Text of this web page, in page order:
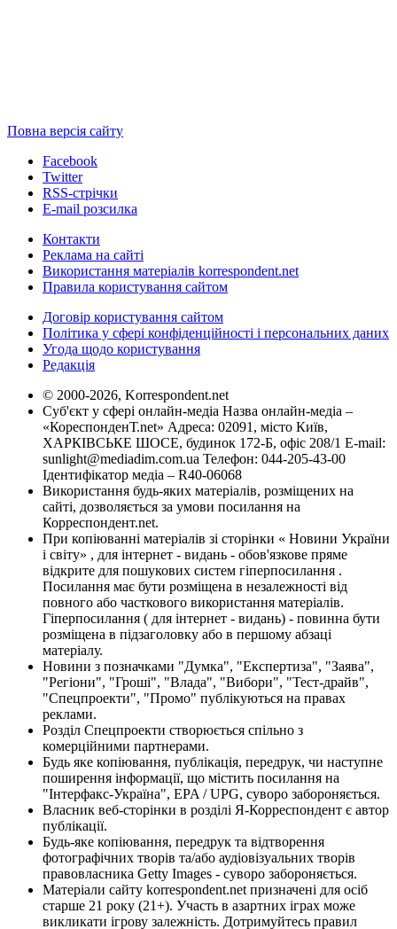
Повна версія сайту
Facebook
Twitter
RSS-стрічки
E-mail розсилка
Контакти
Реклама на сайті
Використання матеріалів korrespondent.net
Правила користування сайтом
Договір користування сайтом
Політика у сфері конфіденційності і персональних даних
Угода щодо користування
Редакція
© 2000-2026, Korrespondent.net
Суб'єкт у сфері онлайн-медіа Назва онлайн-медіа –
«КореспонденТ.net» Адреса: 02091, місто Київ,
ХАРКІВСЬКЕ ШОСЕ, будинок 172-Б, офіс 208/1 E-mail:
sunlight@mediadim.com.ua Телефон: 044-205-43-00
Ідентифікатор медіа – R40-06068
Використання будь-яких матеріалів, розміщених на
сайті, дозволяється за умови посилання на
Корреспондент.net.
При копіюванні матеріалів зі сторінки « Новини України
і світу» , для інтернет - видань - обов'язкове пряме
відкрите для пошукових систем гіперпосилання .
Посилання має бути розміщена в незалежності від
повного або часткового використання матеріалів.
Гіперпосилання ( для інтернет - видань) - повинна бути
розміщена в підзаголовку або в першому абзаці
матеріалу.
Новини з позначками "Думка", "Експертиза", "Заява",
"Регіони", "Гроші", "Влада", "Вибори", "Тест-драйв",
"Спецпроекти", "Промо" публікуються на правах
реклами.
Розділ Спецпроекти створюється спільно з
комерційними партнерами.
Будь яке копіювання, публікація, передрук, чи наступне
поширення інформації, що містить посилання на
"Інтерфакс-Україна", EPA / UPG, суворо забороняється.
Власник веб-сторінки в розділі Я-Корреспондент є автор
публікації.
Будь-яке копіювання, передрук та відтворення
фотографічних творів та/або аудіовізуальних творів
правовласника Getty Images - суворо забороняється.
Матеріали сайту korrespondent.net призначені для осіб
старше 21 року (21+). Участь в азартних іграх може
викликати ігрову залежність. Дотримуйтесь правил